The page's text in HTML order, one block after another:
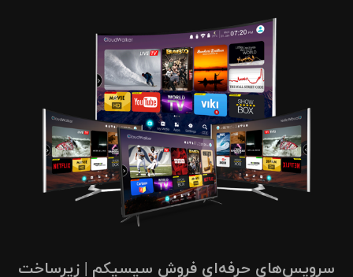
سرویس‌های حرفه‌ای فروش سیسیکم | زیرساخت